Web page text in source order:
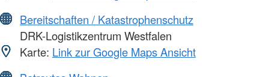
Bereitschaften / Katastrophenschutz
DRK-Logistikzentrum Westfalen
Karte: Link zur Google Maps Ansicht